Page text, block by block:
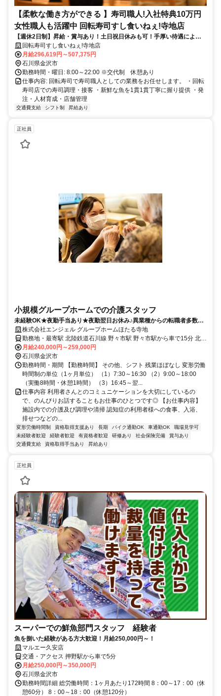
【柔軟な働き方ができる 】寿司職人!入社特典10万円
女性職人も活躍中 回転寿司すし食いねぇ!寺地店
【週休2⽇制】昇給・賞与あり！土日祝日休みも可！手厚い待遇により
スタッフの定着率も高い！
回転寿司すし食いねぇ!寺地店
月給296,619円～507,375円
石川県金沢市
勤務時間・曜日: 8:00～22:00 ※交代制 休憩あり
仕事内容: 回転寿司で寿司職人としての業務をお任せします。 ・回転
寿司店での寿司調理・接客 ・新鮮な魚を1貫1貫丁寧に握り提供 ・発
注・人材育成・店舗管理
交通費支給 シフト制 昇給あり
正社員
小規模グループホームでの介護スタッフ
未経験OK★夜勤手当あり★夜勤翌日お休み♪異業種からの転職者多数★
まずは見学だけでもOK!!
株式会社エンジェル グループホームほたる寺地
勤務地・最寄駅 北陸鉄道石川線 野々市駅 野々市駅から車で15分 北陸
鉄道石川線 押野駅 押野駅より車で8分 有松交差点より車7分
月給240,000円～259,000円
石川県金沢市
勤務時間・期間 【勤務時間】 その他、シフト 残業ほぼなし 変形労働
時間制の単位（1ヶ月単位） （1）7:30～16:30 （2）9:00～18:00
（実働8時間・休憩1時間） （3）16:45～翌...
仕事内容 利用者さんとのコミュニケーションを大切にしているの
で、のんびりお話することもお仕事のひとつです◎ 【お仕事内容】
施設内での介護及び調理や清掃 認知症の利用者様への食事、入浴、
排せつなどの...
変形労働時間制 資格取得支援あり 長期 バイク通勤OK 車通勤OK
職場見学可
未経験者歓迎
経験者歓迎 有資格者歓迎 研修あり 社会保険完備
賞与あり
交通費支給
資格取得手当あり 昇給あり
正社員
スーパーでの鮮魚部門スタッフ 経験者
魚を捌いた経験がある方大歓迎！月給250,000円～！
マルエー久安店
交通・アクセス 押野駅から車で5分
月給250,000円～350,000円
石川県金沢市
勤務時間詳細 総労働時間：1ヶ月あたり172時間 8：00～17：00（休
憩60分） 8：00～18：00（休憩120分）